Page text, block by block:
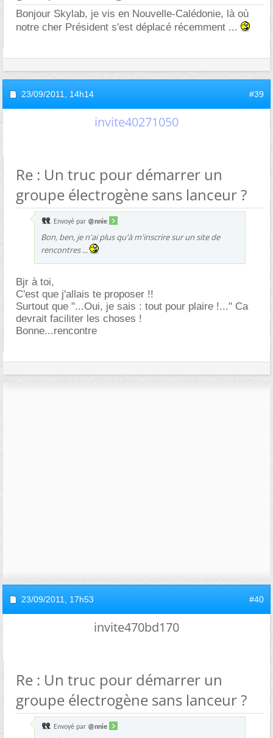
Bonjour Skylab, je vis en Nouvelle-Calédonie, là où
notre cher Président s'est déplacé récemment ...
23/09/2011, 14h14 #39
invite40271050
Re : Un truc pour démarrer un
groupe électrogène sans lanceur ?
Envoyé par @nnie
Bon, ben, je n'ai plus qu'à m'inscrire sur un site de
rencontres ...
Bjr à toi,
C'est que j'allais te proposer !!
Surtout que "...Oui, je sais : tout pour plaire !..." Ca
devrait faciliter les choses !
Bonne...rencontre
23/09/2011, 17h53 #40
invite470bd170
Re : Un truc pour démarrer un
groupe électrogène sans lanceur ?
Envoyé par @nnie